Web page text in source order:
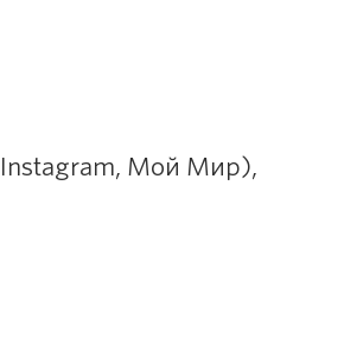
Instagram, Мой Мир),